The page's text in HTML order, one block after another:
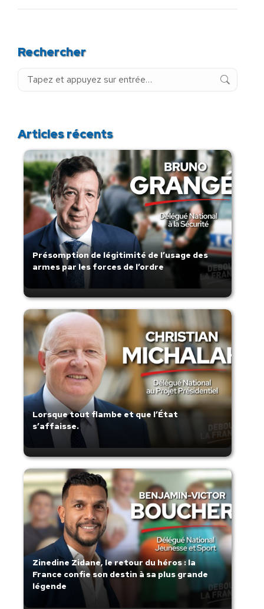
Rechercher
Recherche
Articles récents
Présomption de légitimité de l’usage des
armes par les forces de l’ordre
Lorsque tout flambe et que l’État
s’affaisse.
Zinedine Zidane, le retour du héros : la
France confie son destin à sa plus grande
légende